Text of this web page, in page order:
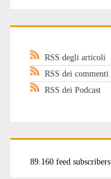
RSS degli articoli
RSS dei commenti
RSS dei Podcast
89.160 feed subscribers